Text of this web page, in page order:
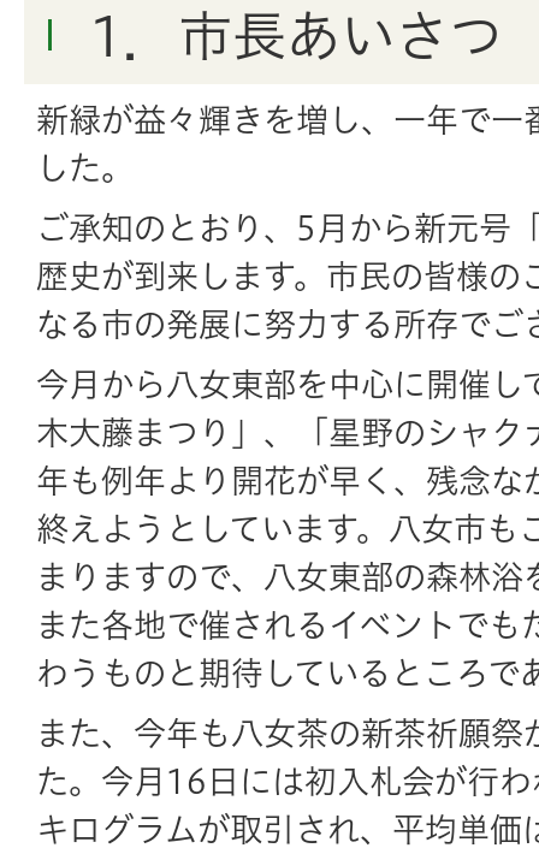
1．市長あいさつ
新緑が益々輝きを増し、一年で一
した。
ご承知のとおり、5月から新元号
歴史が到来します。市民の皆様の
なる市の発展に努力する所存でご
今月から八女東部を中心に開催し
木大藤まつり」、「星野のシャク
年も例年より開花が早く、残念な
終えようとしています。八女市も
まりますので、八女東部の森林浴
また各地で催されるイベントでも
わうものと期待しているところで
また、今年も八女茶の新茶祈願祭
た。今月16日には初入札会が行
キログラムが取引され、平均単